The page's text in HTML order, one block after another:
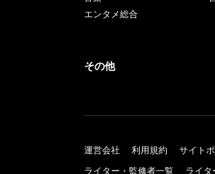
エンタメ総合
その他
運営会社 利用規約 サイト
ライター・監修者一覧
ライタ